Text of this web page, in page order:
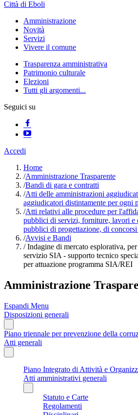
Città di Eboli
Amministrazione
Novità
Servizi
Vivere il comune
Trasparenza amministrativa
Patrimonio culturale
Elezioni
Tutti gli argomenti...
Seguici su
Accedi
Home
/Amministrazione Trasparente
/Bandi di gara e contratti
/Atti delle amministrazioni
aggiudicatori distintamente per ogni
/Atti relativi alle procedure per
pubblici di servizi, forniture, lavori e
pubblici di progettazione, di
/Avvisi e Bandi
/Indagine di mercato esplorativa,
servizio SIA - supporto tecnico
per attuazione programma SIA/REI
Amministrazione
Espandi Menu
Disposizioni generali
Piano triennale per prevenzione della
Atti generali
Piano Integrato di Attività e
Atti amministrativi generali
Statuto e Carte
Regolamenti